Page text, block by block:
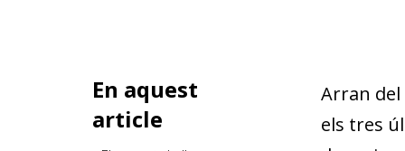
En aquest
article
Arran del
els tres